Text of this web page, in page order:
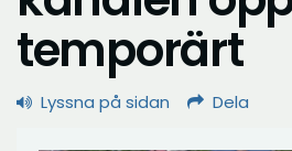
temporärt
Lyssna på sidan Dela